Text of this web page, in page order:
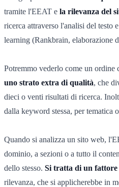
tramite l'EEAT e la rilevanza del
ricerca attraverso l'analisi del testo
learning (Rankbrain, elaborazione
Potremmo vederlo come un ordine
uno strato extra di qualità, che
dieci o venti risultati di ricerca.
dalla keyword stessa, per tematica
Quando si analizza un sito web,
dominio, a sezioni o a tutto il
dello stesso. Si tratta di un fattore
rilevanza, che si applicherebbe in